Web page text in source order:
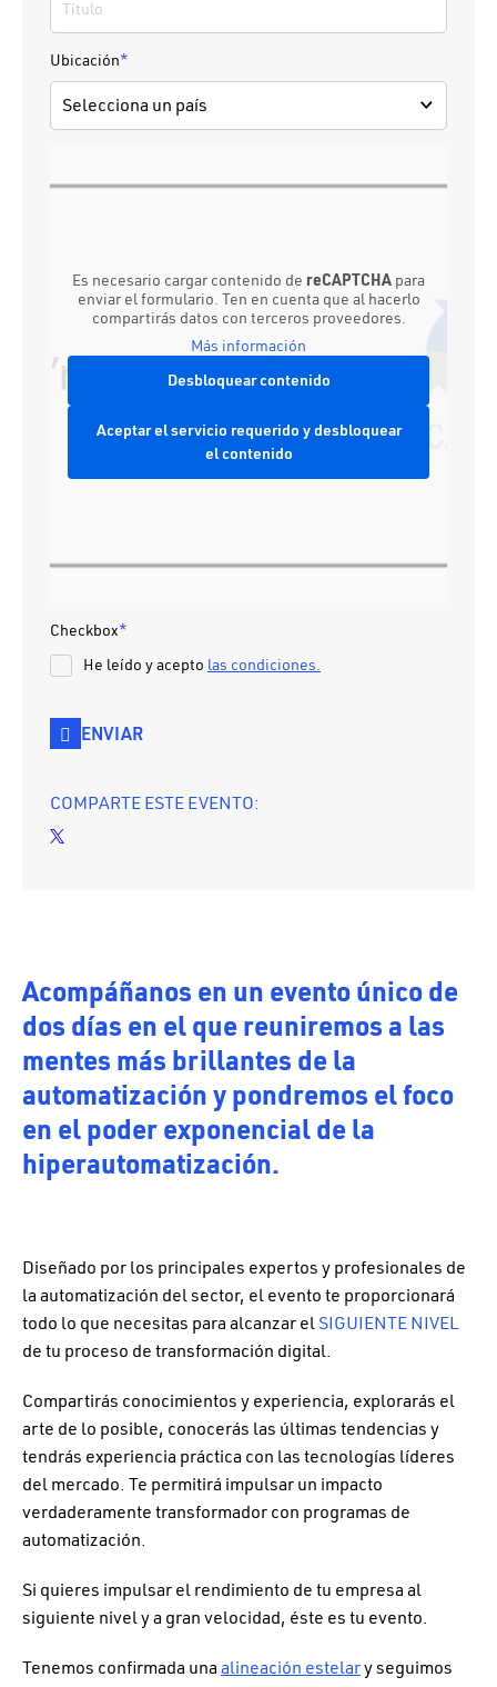
Ubicación*
Es necesario cargar contenido de reCAPTCHA para
enviar el formulario. Ten en cuenta que al hacerlo
compartirás datos con terceros proveedores.
Más información
Desbloquear contenido
Aceptar el servicio requerido y desbloquear
el contenido
Checkbox*
He leído y acepto las condiciones.
ENVIAR
COMPARTE ESTE EVENTO:
Acompáñanos en un evento único de
dos días en el que reuniremos a las
mentes más brillantes de la
automatización y pondremos el foco
en el poder exponencial de la
hiperautomatización.
Diseñado por los principales expertos y profesionales de
la automatización del sector, el evento te proporcionará
todo lo que necesitas para alcanzar el SIGUIENTE NIVEL
de tu proceso de transformación digital.
Compartirás conocimientos y experiencia, explorarás el
arte de lo posible, conocerás las últimas tendencias y
tendrás experiencia práctica con las tecnologías líderes
del mercado. Te permitirá impulsar un impacto
verdaderamente transformador con programas de
automatización.
Si quieres impulsar el rendimiento de tu empresa al
siguiente nivel y a gran velocidad, éste es tu evento.
Tenemos confirmada unaalineación estelary seguimos